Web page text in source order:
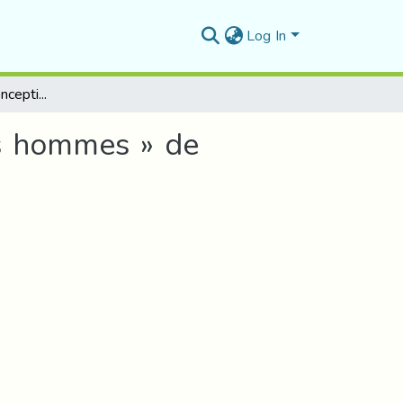
Log In
L’homme selon la conception féminine dans « Mes hommes » de Malika Mokaddem
» de